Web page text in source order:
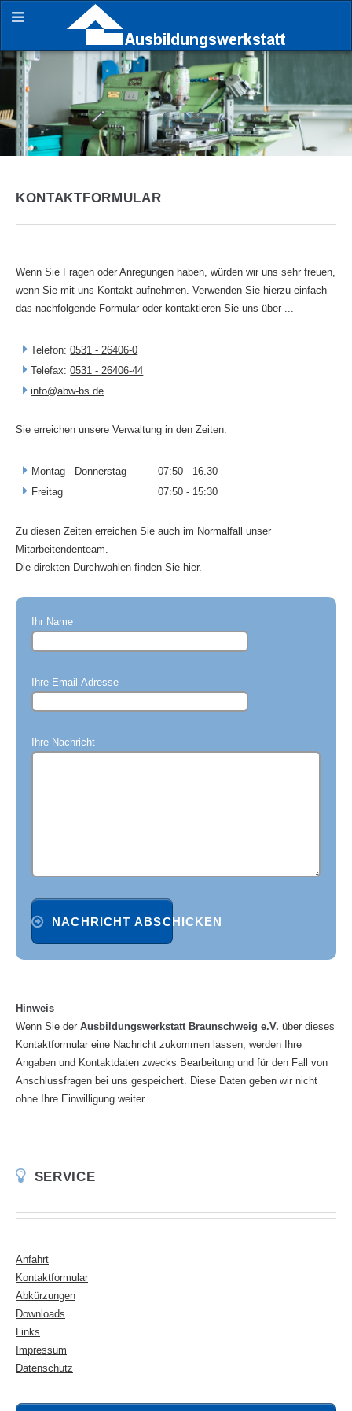
KONTAKTFORMULAR
Wenn Sie Fragen oder Anregungen haben, würden wir uns sehr freuen,
wenn Sie mit uns Kontakt aufnehmen. Verwenden Sie hierzu einfach
das nachfolgende Formular oder kontaktieren Sie uns über ...
Telefon:0531 - 26406-0
Telefax:0531 - 26406-44
info@abw-bs.de
Sie erreichen unsere Verwaltung in den Zeiten:
Montag - Donnerstag
07:50 - 16.30
Freitag
07:50 - 15:30
Zu diesen Zeiten erreichen Sie auch im Normalfall unser
Mitarbeitendenteam
Die direkten Durchwahlen finden Sie hier.
Ihr Name
Ihre Email-Adresse
Ihre Nachricht
NACHRICHT ABSCHICKEN
Hinweis
Wenn Sie der Ausbildungswerkstatt Braunschweig e.V. über dieses
Kontaktformular eine Nachricht zukommen lassen, werden Ihre
Angaben und Kontaktdaten zwecks Bearbeitung und für den Fall von
Anschlussfragen bei uns gespeichert. Diese Daten geben wir nicht
ohne Ihre Einwilligung weiter.
SERVICE
Anfahrt
Kontaktformular
Abkürzungen
Downloads
Links
Impressum
Datenschutz